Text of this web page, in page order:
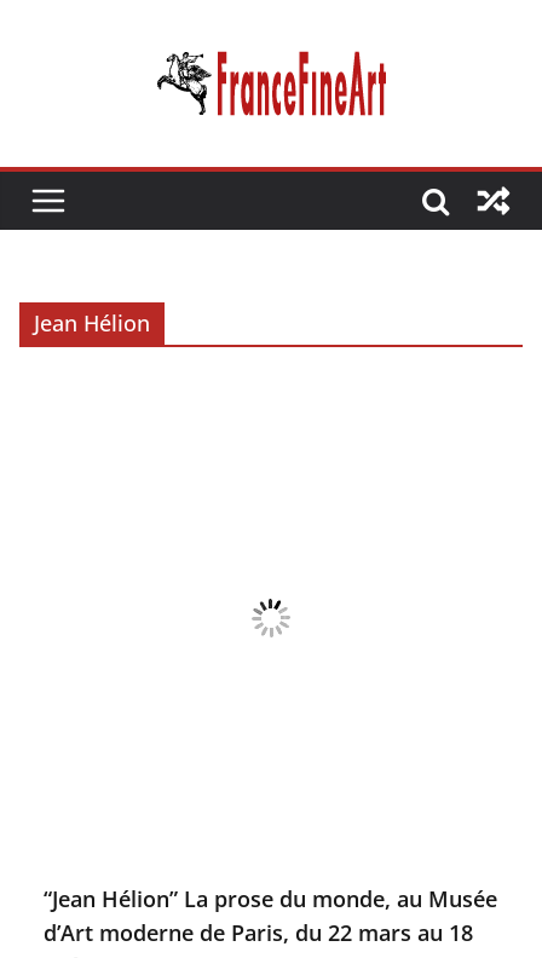
Jean Hélion
“Jean Hélion” La prose du monde, au Musée
d’Art moderne de Paris, du 22 mars au 18